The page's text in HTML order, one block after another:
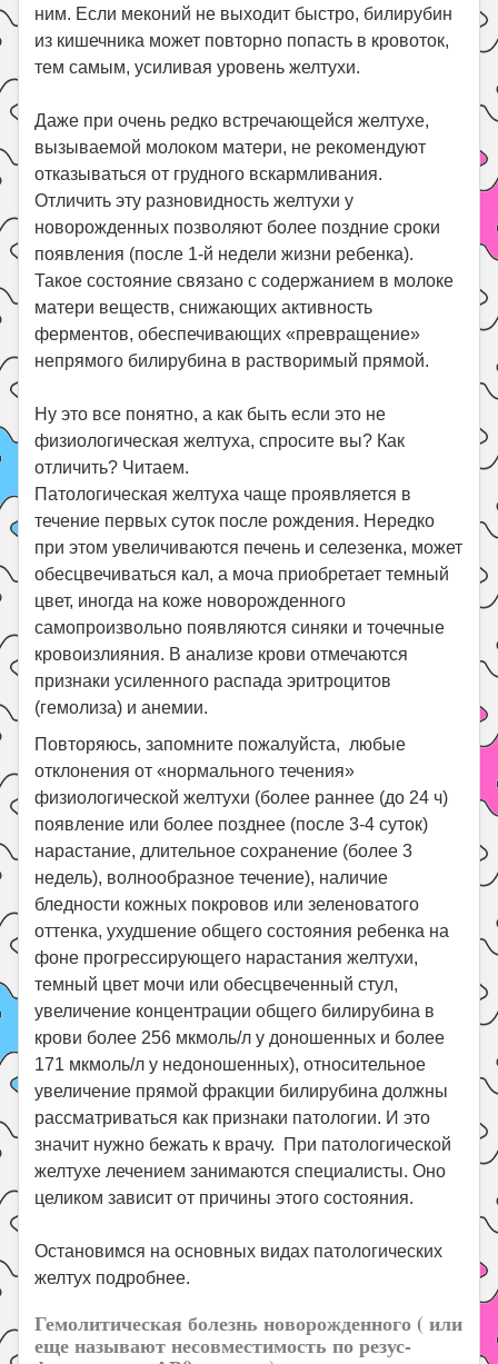
ним. Если меконий не выходит быстро, билирубин
из кишечника может повторно попасть в кровоток,
тем самым, усиливая уровень желтухи.
Даже при очень редко встречающейся желтухе,
вызываемой молоком матери, не рекомендуют
отказываться от грудного вскармливания.
Отличить эту разновидность желтухи у
новорожденных позволяют более поздние сроки
появления (после 1-й недели жизни ребенка).
Такое состояние связано с содержанием в молоке
матери веществ, снижающих активность
ферментов, обеспечивающих «превращение»
непрямого билирубина в растворимый прямой.
Ну это все понятно, а как быть если это не
физиологическая желтуха, спросите вы? Как
отличить? Читаем.
Патологическая желтуха чаще проявляется в
течение первых суток после рождения. Нередко
при этом увеличиваются печень и селезенка, может
обесцвечиваться кал, а моча приобретает темный
цвет, иногда на коже новорожденного
самопроизвольно появляются синяки и точечные
кровоизлияния. В анализе крови отмечаются
признаки усиленного распада эритроцитов
(гемолиза) и анемии.
Повторяюсь, запомните пожалуйста, любые
отклонения от «нормального течения»
физиологической желтухи (более раннее (до 24 ч)
появление или более позднее (после 3-4 суток)
нарастание, длительное сохранение (более 3
недель), волнообразное течение), наличие
бледности кожных покровов или зеленоватого
оттенка, ухудшение общего состояния ребенка на
фоне прогрессирующего нарастания желтухи,
темный цвет мочи или обесцвеченный стул,
увеличение концентрации общего билирубина в
крови более 256 мкмоль/л у доношенных и более
171 мкмоль/л у недоношенных), относительное
увеличение прямой фракции билирубина должны
рассматриваться как признаки патологии. И это
значит нужно бежать к врачу. При патологической
желтухе лечением занимаются специалисты. Оно
целиком зависит от причины этого состояния.
Остановимся на основных видах патологических
желтух подробнее.
Гемолитическая болезнь новорожденного ( или
еще называют несовместимость по резус-